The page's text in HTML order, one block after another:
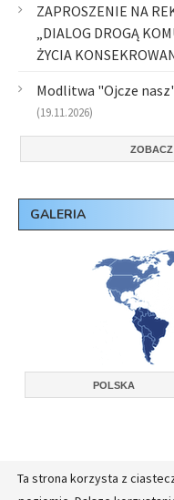
ZAPROSZENIE NA
„DIALOG DROGĄ
ŻYCIA
Modlitwa "Ojcze
(19.11.2026)
ZOBACZ
GALERIA
POLSKA
Copyright © 2026,
Ta strona korzysta z